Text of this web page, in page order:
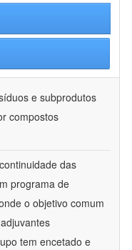
e subprodutos
compostos
das
programa de
o objetivo comum
tem encetado e